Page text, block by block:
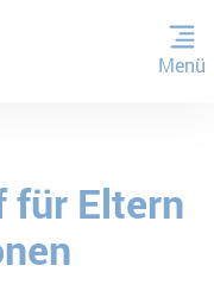
Menü
für Eltern